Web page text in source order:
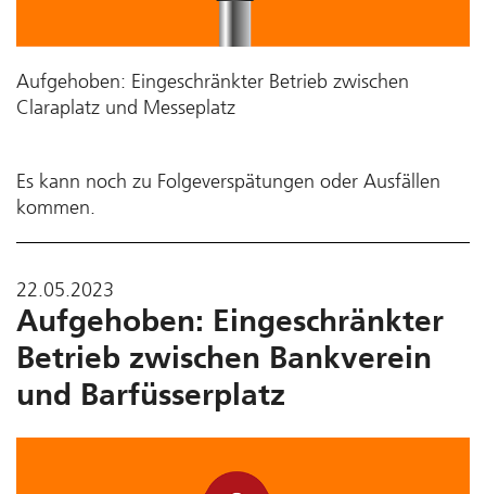
Aufgehoben: Eingeschränkter Betrieb zwischen
Claraplatz und Messeplatz
Es kann noch zu Folgeverspätungen oder Ausfällen
kommen.
22.05.2023
Aufgehoben: Eingeschränkter
Betrieb zwischen Bankverein
und Barfüsserplatz